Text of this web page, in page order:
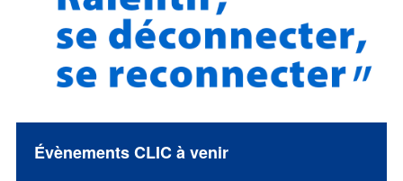
Évènements CLIC à venir